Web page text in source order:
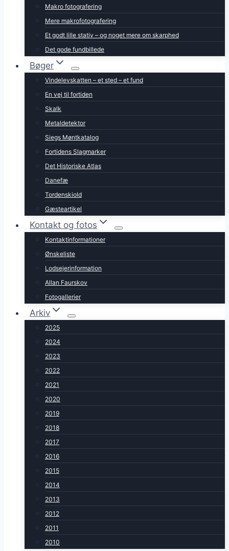
Makro fotografering
Mere makrofotografering
Et godt lille stativ – og noget mere om skarphed
Det gode fundbillede
Bøger
Vindelevskatten – et sted – et fund
En vej til fortiden
Skalk
Metaldetektor
Siegs Møntkatalog
Fortidens Slagmarker
Det Historiske Atlas
Danefæ
Tordenskiold
Gæsteartikel
Kontakt og fotos
Kontaktinformationer
Ønskeliste
Lodsejerinformation
Allan Faurskov
Fotogallerier
Arkiv
2025
2024
2023
2022
2021
2020
2019
2018
2017
2016
2015
2014
2013
2012
2011
2010